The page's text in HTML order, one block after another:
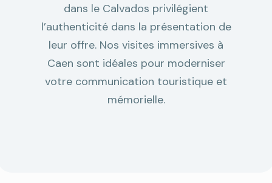
dans le Calvados privilégient
l’authenticité dans la présentation de
leur offre. Nos visites immersives à
Caen sont idéales pour moderniser
votre communication touristique et
mémorielle.